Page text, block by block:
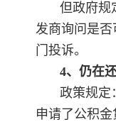
但政府规
发商询问是
门投诉。
4、仍在
政策规定
申请了公积